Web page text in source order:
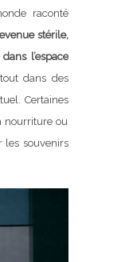
raconté
stérile,
l’espace
dans des
Certaines
nourriture ou
les souvenirs